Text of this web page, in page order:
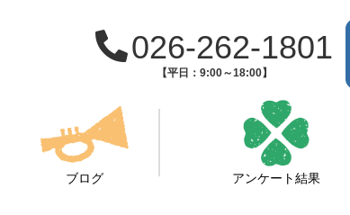
026-262-1801
【平日：9:00～18:00】
ブログ アンケート結果